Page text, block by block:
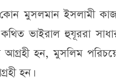
মুসলমান ইসলামী
ভাইরাল হুযূররা
আগ্রহী হন, মুসলিম
হন।